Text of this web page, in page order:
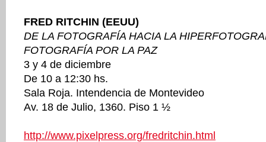
FRED RITCHIN (EEUU)
DE LA FOTOGRAFÍA HACIA LA
FOTOGRAFÍA POR LA PAZ
3 y 4 de diciembre
De 10 a 12:30 hs.
Sala Roja. Intendencia de Montevideo
Av. 18 de Julio, 1360. Piso 1 ½
http://www.pixelpress.org/fredritchin.html